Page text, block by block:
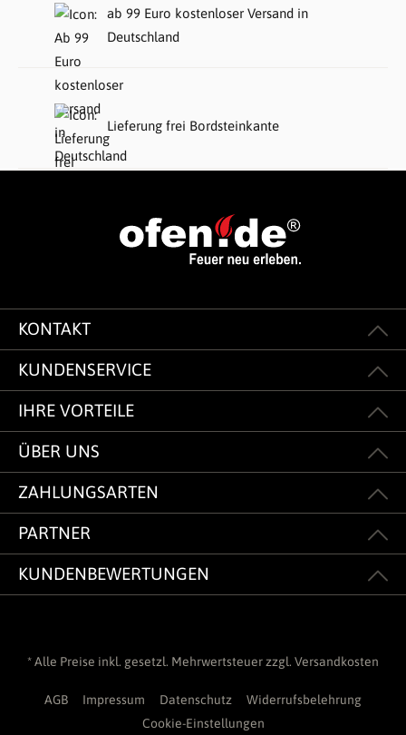
ab 99 Euro kostenloser Versand in
Deutschland
Lieferung frei Bordsteinkante
KONTAKT
KUNDENSERVICE
IHRE VORTEILE
ÜBER UNS
ZAHLUNGSARTEN
PARTNER
KUNDENBEWERTUNGEN
* Alle Preise inkl. gesetzl. Mehrwertsteuer zzgl. Versandkosten
AGB Impressum Datenschutz
Widerrufsbelehrung
Cookie-Einstellungen